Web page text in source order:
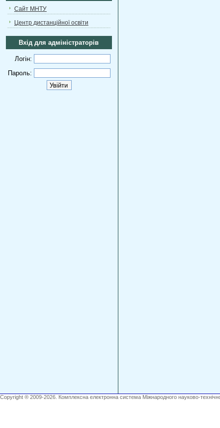
Сайт МНТУ
Центр дистанційної освіти
Вхід для адміністраторів
Логін:
Пароль:
Copyright ® 2009-2026. Комплексна електронна система Міжнародного науково-